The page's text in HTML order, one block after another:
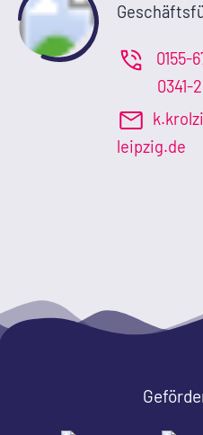
0155-
0341-
leipzig.de